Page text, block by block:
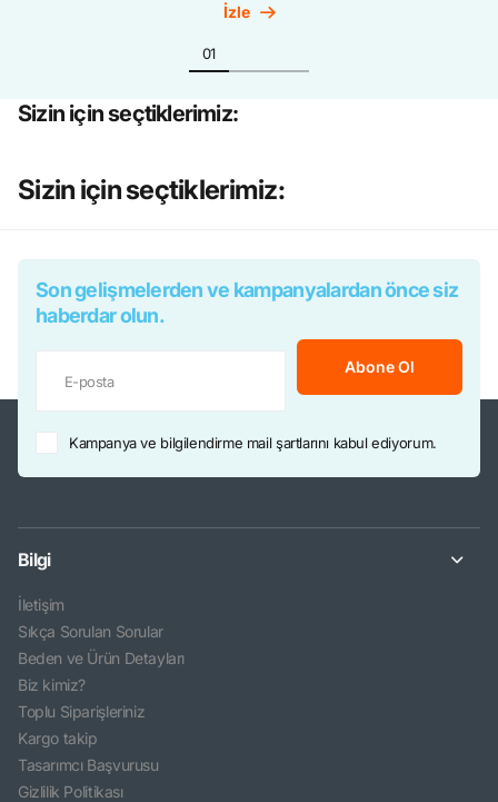
İzle
Sizin için seçtiklerimiz:
Sizin için seçtiklerimiz:
Son gelişmelerden ve kampanyalardan önce siz
haberdar olun.
Abone Ol
Kampanya ve bilgilendirme mail şartlarını kabul ediyorum.
Bilgi
İletişim
Sıkça Sorulan Sorular
Beden ve Ürün Detayları
Biz kimiz?
Toplu Siparişleriniz
Kargo takip
Tasarımcı Başvurusu
Gizlilik Politikası